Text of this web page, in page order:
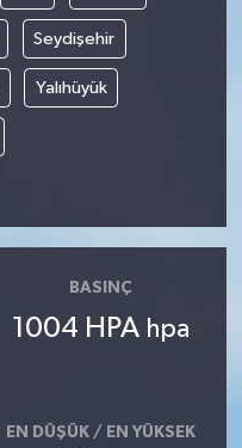
Seydişehir
Yalıhüyük
BASINÇ
1004 HPA hpa
EN DÜŞÜK / EN YÜKSEK